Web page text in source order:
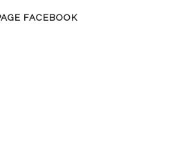
FACEBOOK